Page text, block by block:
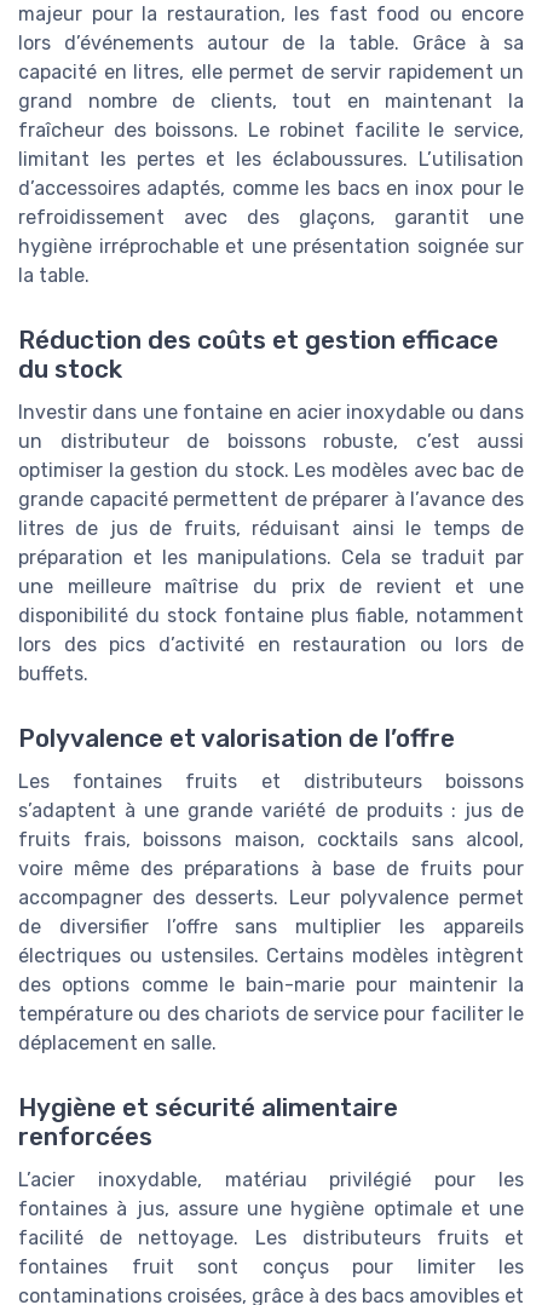
majeur pour la restauration, les fast food ou encore
lors d’événements autour de la table. Grâce à sa
capacité en litres, elle permet de servir rapidement un
grand nombre de clients, tout en maintenant la
fraîcheur des boissons. Le robinet facilite le service,
limitant les pertes et les éclaboussures. L’utilisation
d’accessoires adaptés, comme les bacs en inox pour le
refroidissement avec des glaçons, garantit une
hygiène irréprochable et une présentation soignée sur
la table.
Réduction des coûts et gestion efficace
du stock
Investir dans une fontaine en acier inoxydable ou dans
un distributeur de boissons robuste, c’est aussi
optimiser la gestion du stock. Les modèles avec bac de
grande capacité permettent de préparer à l’avance des
litres de jus de fruits, réduisant ainsi le temps de
préparation et les manipulations. Cela se traduit par
une meilleure maîtrise du prix de revient et une
disponibilité du stock fontaine plus fiable, notamment
lors des pics d’activité en restauration ou lors de
buffets.
Polyvalence et valorisation de l’offre
Les fontaines fruits et distributeurs boissons
s’adaptent à une grande variété de produits : jus de
fruits frais, boissons maison, cocktails sans alcool,
voire même des préparations à base de fruits pour
accompagner des desserts. Leur polyvalence permet
de diversifier l’offre sans multiplier les appareils
électriques ou ustensiles. Certains modèles intègrent
des options comme le bain-marie pour maintenir la
température ou des chariots de service pour faciliter le
déplacement en salle.
Hygiène et sécurité alimentaire
renforcées
L’acier inoxydable, matériau privilégié pour les
fontaines à jus, assure une hygiène optimale et une
facilité de nettoyage. Les distributeurs fruits et
fontaines fruit sont conçus pour limiter les
contaminations croisées, grâce à des bacs amovibles et